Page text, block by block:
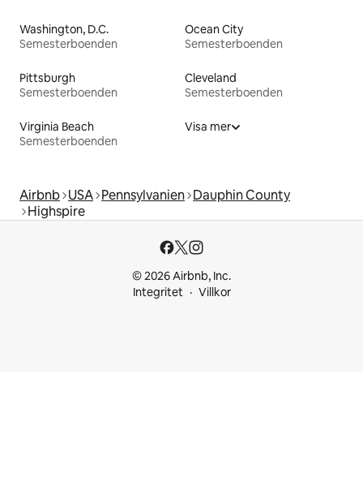
Washington, D.C.
Semesterboenden
Ocean City
Semesterboenden
Pittsburgh
Semesterboenden
Cleveland
Semesterboenden
Virginia Beach
Semesterboenden
Visa mer
Airbnb USA Pennsylvanien Dauphin County
Highspire
© 2026 Airbnb, Inc.
Integritet
Villkor